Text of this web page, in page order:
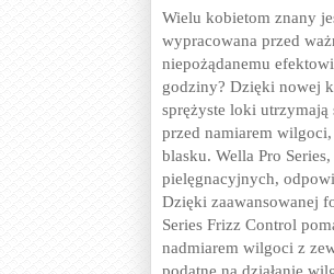
Wielu kobietom znany
wypracowana przed
niepożądanemu
godziny? Dzięki nowej
sprężyste loki utrzymają
przed namiarem wilgoci,
blasku. Wella Pro
pielęgnacyjnych,
Dzięki zaawansowanej
Series Frizz Control
nadmiarem wilgoci z
podatne na działanie